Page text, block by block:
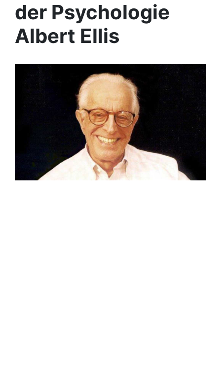
der Psychologie
Albert Ellis